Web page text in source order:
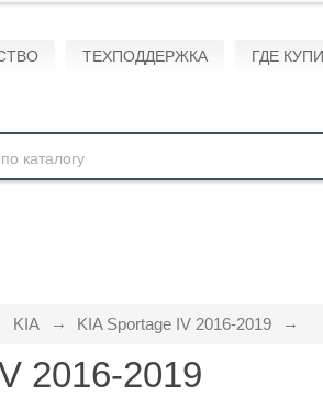
ТЕХПОДДЕРЖКА ГДЕ
KIA KIA Sportage IV 2016-2019
2016-2019